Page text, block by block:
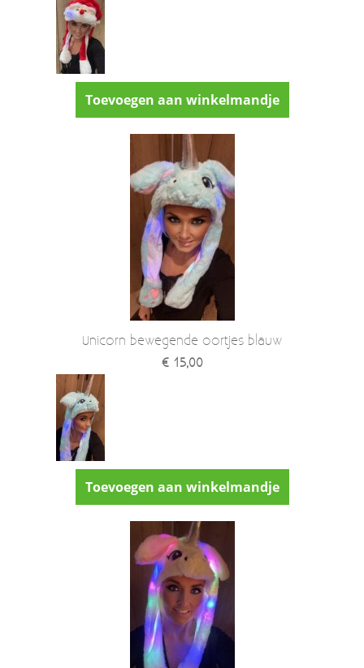
Toevoegen aan winkelmandje
Unicorn bewegende oortjes blauw
€ 15,00
Toevoegen aan winkelmandje